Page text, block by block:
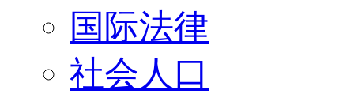
国际法律
社会人口